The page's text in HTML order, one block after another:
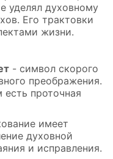
уделял духовному
Его трактовки
жизни.
- символ скорого
преображения.
проточная
имеет
духовной
и исправления.